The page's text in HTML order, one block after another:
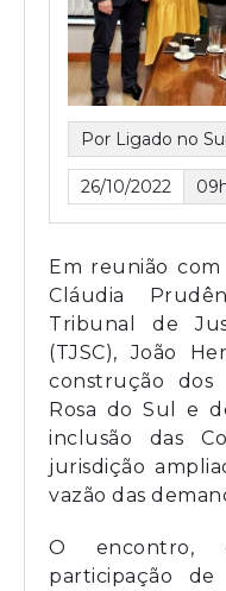
Por Ligado no Sul
26/10/2022
Em reunião com
Cláudia
Tribunal de
(TJSC), João
construção dos
Rosa do Sul e
inclusão das
jurisdição
vazão das
O encontro,
participação